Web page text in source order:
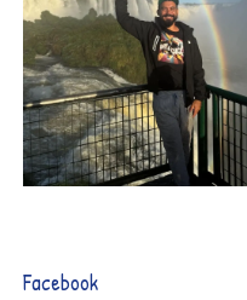
Facebook